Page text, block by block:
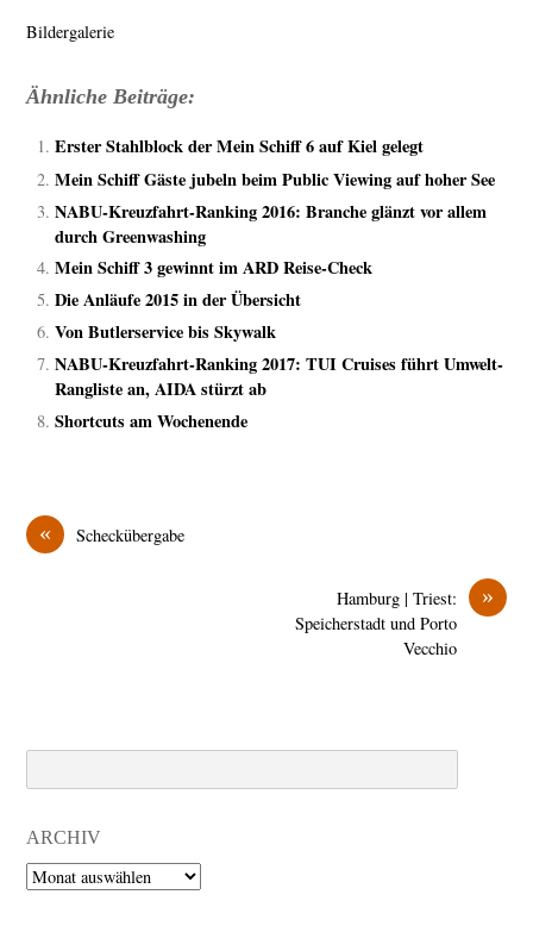
Bildergalerie
Ähnliche Beiträge:
Erster Stahlblock der Mein Schiff 6 auf Kiel gelegt
Mein Schiff Gäste jubeln beim Public Viewing auf hoher See
NABU-Kreuzfahrt-Ranking 2016: Branche glänzt vor allem
durch Greenwashing
Mein Schiff 3 gewinnt im ARD Reise-Check
Die Anläufe 2015 in der Übersicht
Von Butlerservice bis Skywalk
NABU-Kreuzfahrt-Ranking 2017: TUI Cruises führt Umwelt-
Rangliste an, AIDA stürzt ab
Shortcuts am Wochenende
« Scheckübergabe
»
Hamburg | Triest:
Speicherstadt und Porto
Vecchio
ARCHIV
Archiv